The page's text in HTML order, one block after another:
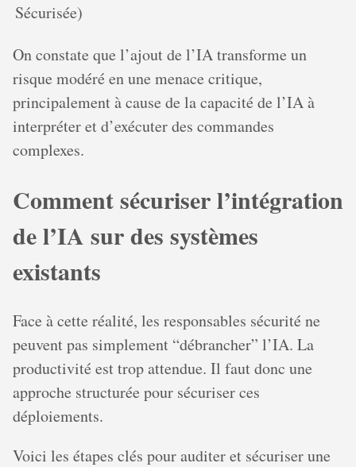
Sécurisée)
On constate que l’ajout de l’IA transforme un
risque modéré en une menace critique,
principalement à cause de la capacité de l’IA à
interpréter et d’exécuter des commandes
complexes.
Comment sécuriser l’intégration
de l’IA sur des systèmes
existants
Face à cette réalité, les responsables sécurité ne
peuvent pas simplement “débrancher” l’IA. La
productivité est trop attendue. Il faut donc une
approche structurée pour sécuriser ces
déploiements.
Voici les étapes clés pour auditer et sécuriser une